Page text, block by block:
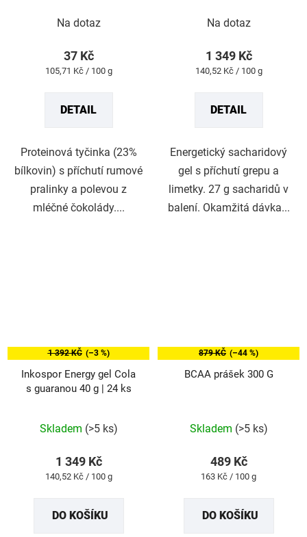
hodnocení
je
5
Na dotaz
37 Kč
Měrná
105,71 Kč / 100 g
DETAIL
Proteinová tyčinka (23%
bílkovin) s příchutí rumové
pralinky a polevou z
mléčné čokolády....
hodnocení
je
5
Na dotaz
1 349 Kč
Měrná
140,52 Kč / 100 g
DETAIL
Energetický sacharidový
gel s příchutí grepu a
limetky. 27 g sacharidů v
balení. Okamžitá dávka...
1 392 KČ (–3 %)
Inkospor Energy gel Cola
s guaranou 40 g | 24 ks
hodnocení
je
5
Skladem (>5 ks)
1 349 Kč
Měrná
140,52 Kč / 100 g
DO KOŠÍKU
879 KČ (–44 %)
BCAA prášek 300 G
hodnocení
je
5
Skladem (>5 ks)
489 Kč
Měrná
163 Kč / 100 g
DO KOŠÍKU